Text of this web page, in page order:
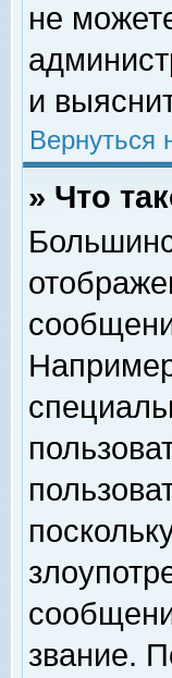
не
и
Вернуться
» Что
звание.